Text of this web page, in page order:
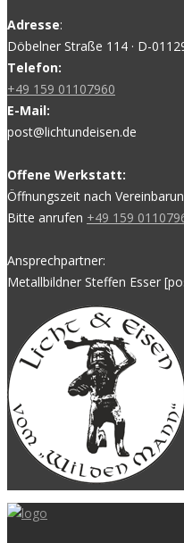
Adresse:
Döbelner Straße 114 · D-
Telefon:
+49 159 01107960
E-Mail:
post@lichtundeisen.de
Offene Werkstatt:
Öffnungszeit nach
Bitte anrufen +49 159
Ansprechpartner:
Metallbildner Steffen Esser